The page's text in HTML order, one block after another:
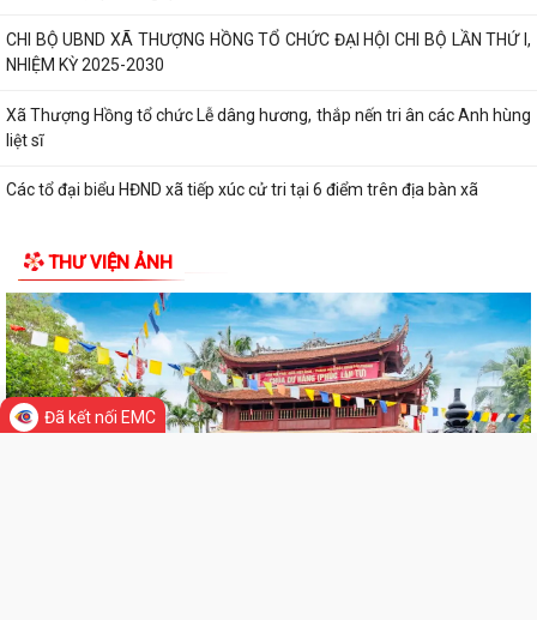
Xã nhà tổ chức Hội nghị gặp mặt các đồng chí nguyên là lãnh đạo chủ
chốt của địa phương qua...
CHI BỘ UBND XÃ THƯỢNG HỒNG TỔ CHỨC ĐẠI HỘI CHI BỘ LẦN THỨ I,
NHIỆM KỲ 2025-2030
Xã Thượng Hồng tổ chức Lễ dâng hương, thắp nến tri ân các Anh hùng
Các tổ đại biểu HĐND xã tiếp xúc cử tri tại 6 điểm trên địa bàn xã
Xã Thượng Hồng với các hoạt động hướng về Kỷ niệm 78 năm ngày
Thương binh Liệt sỹ 27/07
Thôn Hà Tiên tổ chức thành công giải bóng chuyền mở rộng lần thứ 2
chào mừng thành lập xã Thượng...
THƯ VIỆN ẢNH
Đã kết nối EMC